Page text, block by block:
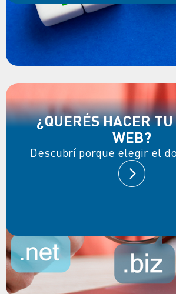
¿QUERÉS HACER
WEB?
Descubrí porque elegir el